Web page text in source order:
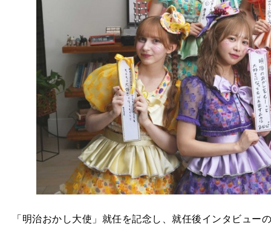
「明治おかし大使」就任を記念し、就任後インタビュー